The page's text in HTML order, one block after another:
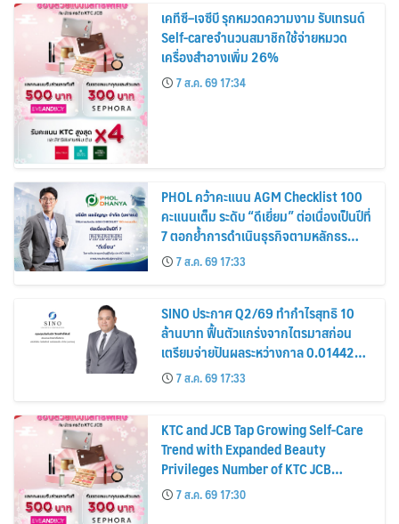
เคทีซี–เจซีบี รุกหมวดความงาม รับเทรนด์
Self-careจำนวนสมาชิกใช้จ่ายหมวด
เครื่องสำอางเพิ่ม 26%
7 ส.ค. 69 17:34
PHOL คว้าคะแนน AGM Checklist 100
คะแนนเต็ม ระดับ “ดีเยี่ยม” ต่อเนื่องเป็นปีที่
7 ตอกย้ำการดำเนินธุรกิจตามหลักธร
รมาภิบาล โปร่งใส สร้างความเชื่อมั่นผู้ถือ
หุ้น
7 ส.ค. 69 17:33
SINO ประกาศ Q2/69 ทำกำไรสุทธิ 10
ล้านบาท ฟื้นตัวแกร่งจากไตรมาสก่อน
เตรียมจ่ายปันผลระหว่างกาล 0.014423
บาทต่อหุ้น ครึ่งปีหลังมุ่งเติบโตต่อเนื่อง
7 ส.ค. 69 17:33
KTC and JCB Tap Growing Self-Care
Trend with Expanded Beauty
Privileges Number of KTC JCB
Cardmembers Spending on
Cosmetics Rises 26%
7 ส.ค. 69 17:30